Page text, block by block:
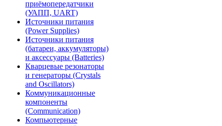
приёмопередатчики
(УАПП, UART)
Источники питания
(Power Supplies)
Источники питания
(батареи, аккумуляторы)
и аксессуары (Batteries)
Кварцевые резонаторы
и генераторы (Crystals
and Oscillators)
Коммуникационные
компоненты
(Communication)
Компьютерные